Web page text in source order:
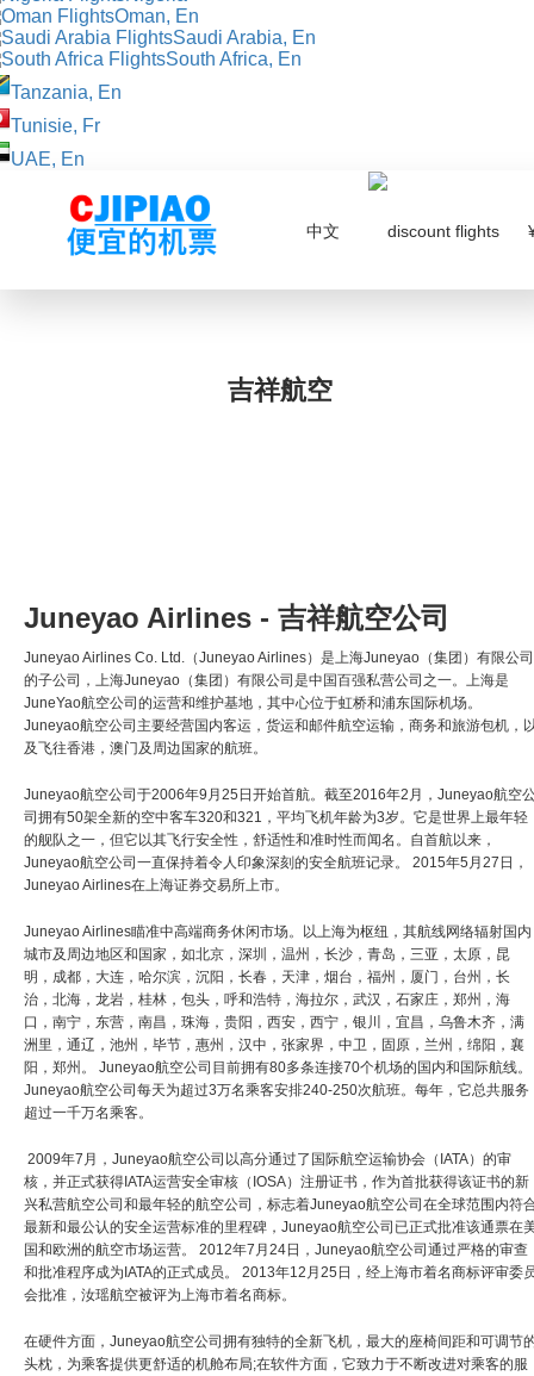
Oman, En
Saudi Arabia, En
South Africa, En
Tanzania, En
Tunisie, Fr
UAE, En
中文
吉祥航空
Juneyao Airlines - 吉祥航空公司
Juneyao Airlines Co. Ltd.（Juneyao Airlines）是上海Juneyao（集团）有限公司
的子公司，上海Juneyao（集团）有限公司是中国百强私营公司之一。上海是
JuneYao航空公司的运营和维护基地，其中心位于虹桥和浦东国际机场。
Juneyao航空公司主要经营国内客运，货运和邮件航空运输，商务和旅游包机，
及飞往香港，澳门及周边国家的航班。
Juneyao航空公司于2006年9月25日开始首航。截至2016年2月，Juneyao航空
司拥有50架全新的空中客车320和321，平均飞机年龄为3岁。它是世界上最年轻
的舰队之一，但它以其飞行安全性，舒适性和准时性而闻名。自首航以来，
Juneyao航空公司一直保持着令人印象深刻的安全航班记录。 2015年5月27日，
Juneyao Airlines在上海证券交易所上市。
Juneyao Airlines瞄准中高端商务休闲市场。以上海为枢纽，其航线网络辐射国内
城市及周边地区和国家，如北京，深圳，温州，长沙，青岛，三亚，太原，昆
明，成都，大连，哈尔滨，沉阳，长春，天津，烟台，福州，厦门，台州，长
治，北海，龙岩，桂林，包头，呼和浩特，海拉尔，武汉，石家庄，郑州，海
口，南宁，东营，南昌，珠海，贵阳，西安，西宁，银川，宜昌，乌鲁木齐，满
洲里，通辽，池州，毕节，惠州，汉中，张家界，中卫，固原，兰州，绵阳，襄
阳，郑州。 Juneyao航空公司目前拥有80多条连接70个机场的国内和国际航线。
Juneyao航空公司每天为超过3万名乘客安排240-250次航班。每年，它总共服务
超过一千万名乘客。
2009年7月，Juneyao航空公司以高分通过了国际航空运输协会（IATA）的审
核，并正式获得IATA运营安全审核（IOSA）注册证书，作为首批获得该证书的新
兴私营航空公司和最年轻的航空公司，标志着Juneyao航空公司在全球范围内符
最新和最公认的安全运营标准的里程碑，Juneyao航空公司已正式批准该通票在
国和欧洲的航空市场运营。 2012年7月24日，Juneyao航空公司通过严格的审查
和批准程序成为IATA的正式成员。 2013年12月25日，经上海市着名商标评审委
会批准，汝瑶航空被评为上海市着名商标。
在硬件方面，Juneyao航空公司拥有独特的全新飞机，最大的座椅间距和可调节
头枕，为乘客提供更舒适的机舱布局;在软件方面，它致力于不断改进对乘客的服